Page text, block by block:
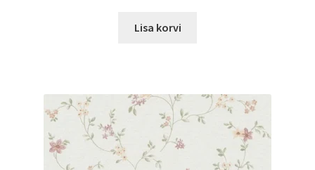
Lisa korvi